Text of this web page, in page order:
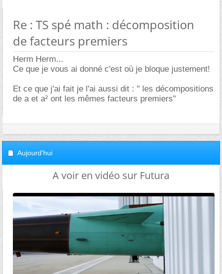
Re : TS spé math : décomposition
de facteurs premiers
Herm Herm...
Ce que je vous ai donné c'est où je bloque justement!
Et ce que j'ai fait je l'ai aussi dit : " les décompositions
de a et a² ont les mêmes facteurs premiers"
Aujourd'hui
A voir en vidéo sur Futura